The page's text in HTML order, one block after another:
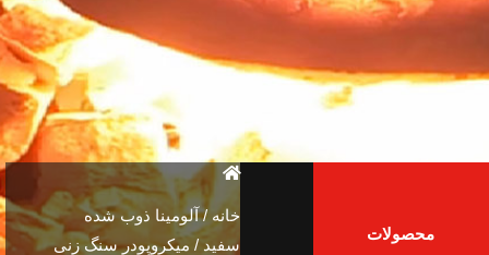
محصولات
خانه /آلومینا ذوب شده
سفید / میکروپودر سنگ زنی